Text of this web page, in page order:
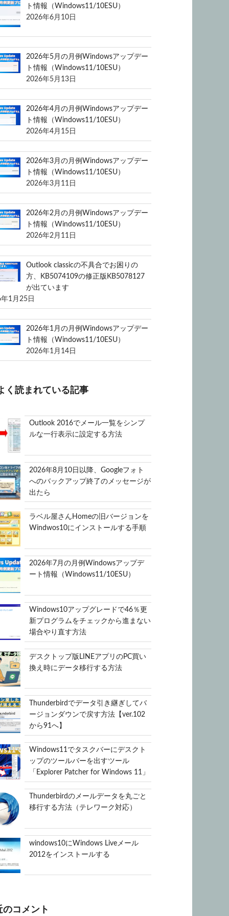
ト情報（Windows11/10ESU）
2026年6月10日
2026年5月の月例Windowsアップデー
ト情報（Windows11/10ESU）
2026年5月13日
2026年4月の月例Windowsアップデー
ト情報（Windows11/10ESU）
2026年4月15日
2026年3月の月例Windowsアップデー
ト情報（Windows11/10ESU）
2026年3月11日
2026年2月の月例Windowsアップデー
ト情報（Windows11/10ESU）
2026年2月11日
Outlook classicの不具合でお困りの
方、KB5074109の修正版KB5078127
が出ています
1月25日
2026年1月の月例Windowsアップデー
ト情報（Windows11/10ESU）
2026年1月14日
く読まれている記事
Outlook 2016でメール一覧をシンプ
ルな一行表示に設定する方法
2026年8月10日以降、Googleフォト
へのバックアップ終了のメッセージが
出たら
ラベル屋さんHomeの旧バージョンを
Windwos10にインストールする手順
2026年7月の月例Windowsアップデ
ート情報（Windows11/10ESU）
Windows10アップグレードで46％更
新プログラムをチェックから進まない
場合やり直す方法
デスクトップ版LINEアプリのPC買い
換え時にデータ移行する方法
Thunderbirdでデータ引き継ぎしてバ
ージョンダウンで戻す方法【ver.102
から91へ】
Windows11でタスクバーにデスクト
ップのツールバーを出すツール
「Explorer Patcher for Windows 11」
Thunderbirdのメールデータを丸ごと
移行する方法（テレワーク対応）
windows10にWindows Liveメール
2012をインストールする
のコメント